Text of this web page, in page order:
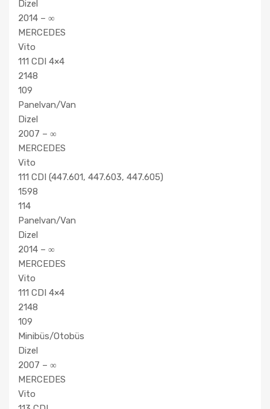
Dizel
2014 – ∞
MERCEDES
Vito
111 CDI 4×4
2148
109
Panelvan/Van
Dizel
2007 – ∞
MERCEDES
Vito
111 CDI (447.601, 447.603, 447.605)
1598
114
Panelvan/Van
Dizel
2014 – ∞
MERCEDES
Vito
111 CDI 4×4
2148
109
Minibüs/Otobüs
Dizel
2007 – ∞
MERCEDES
Vito